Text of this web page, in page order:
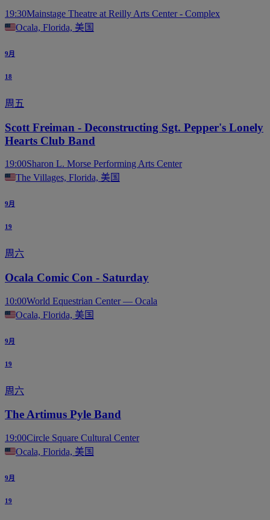
19:30Mainstage Theatre at Reilly Arts Center - Complex
Ocala, Florida, 美国
9月
18
周五
Scott Freiman - Deconstructing Sgt. Pepper's Lonely
Hearts Club Band
19:00Sharon L. Morse Performing Arts Center
The Villages, Florida, 美国
9月
19
周六
Ocala Comic Con - Saturday
10:00World Equestrian Center — Ocala
Ocala, Florida, 美国
9月
19
周六
The Artimus Pyle Band
19:00Circle Square Cultural Center
Ocala, Florida, 美国
9月
19